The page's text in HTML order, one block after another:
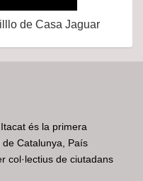
de Casa Jaguar
és la primera
Catalunya, País
col·lectius de ciutadans